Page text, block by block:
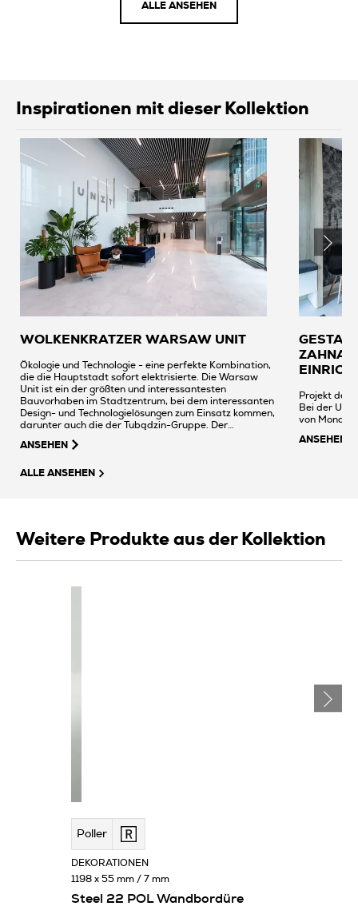
ALLE ANSEHEN
Inspirationen mit dieser Kollektion
WOLKENKRATZER WARSAW UNIT
Ökologie und Technologie - eine perfekte Kombination,
die die Hauptstadt sofort elektrisierte. Die Warsaw
Unit ist ein der größten und interessantesten
Bauvorhaben im Stadtzentrum, bei dem interessanten
Design- und Technologielösungen zum Einsatz kommen,
darunter auch die der Tubądzin-Gruppe. Der
Minimalismus und hochwertige Ausstattungsprodukte
auf 45 Etagen.
ANSEHEN
Projekt der
Bei der
von
ANSEHEN
ALLE ANSEHEN
Weitere Produkte aus der Kollektion
Poller
Steel 22 POL Wandbordüre
DEKORATIONEN
1198 x 55 mm / 7 mm